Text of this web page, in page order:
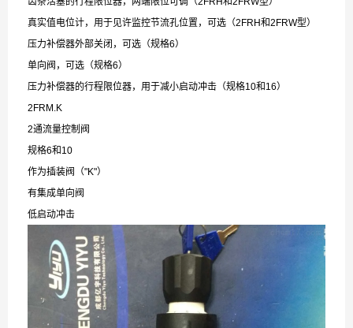
真实值电位计，用于见许监控节流孔位置，可选（2FRH和2FRW型）
压力补偿器外部关闭，可选（规格6）
单向阀，可选（规格6）
压力补偿器的行程限位器，用于减小启动冲击（规格10和16）
2FRM.K
2通流量控制阀
规格6和10
作为插装阀（"K"）
有集成单向阀
低启动冲击